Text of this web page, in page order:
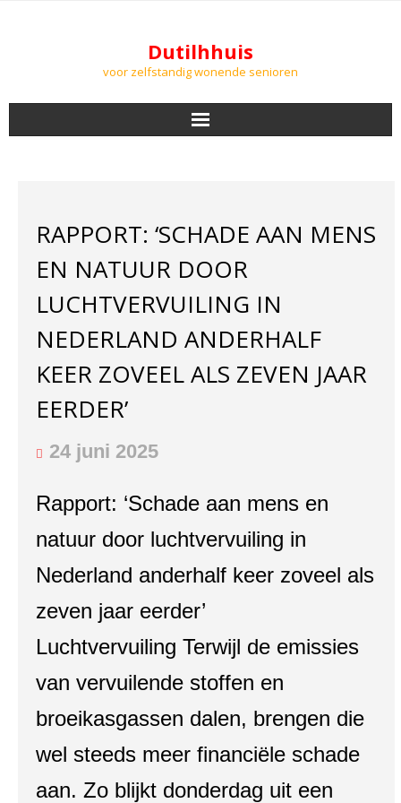
Dutilhhuis
voor zelfstandig wonende senioren
DOWNLOADS
PODCASTS
AGENDA
LUCHTKWALITEIT
RAPPORT: ‘SCHADE AAN MENS
EN NATUUR DOOR
LUCHTVERVUILING IN
NEDERLAND ANDERHALF
KEER ZOVEEL ALS ZEVEN JAAR
EERDER’
24 juni 2025
Rapport: ‘Schade aan mens en
natuur door luchtvervuiling in
Nederland anderhalf keer zoveel als
zeven jaar eerder’
Luchtvervuiling Terwijl de emissies
van vervuilende stoffen en
broeikasgassen dalen, brengen die
wel steeds meer financiële schade
aan. Zo blijkt donderdag uit een